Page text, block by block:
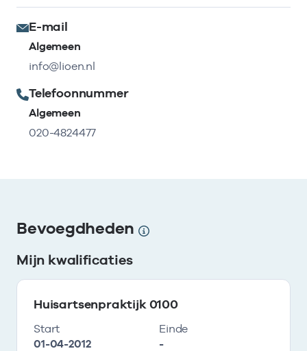
E-mail
Algemeen
info@lioen.nl
Telefoonnummer
Algemeen
020-4824477
Bevoegdheden
Mijn kwalificaties
Huisartsenpraktijk 0100
Start
01-04-2012
Einde
-